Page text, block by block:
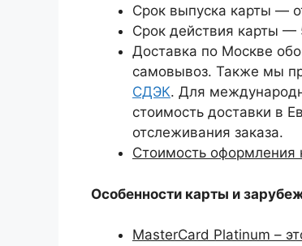
Срок выпуска карты —
Срок действия карты —
Доставка по Москве
самовывоз. Также мы
СДЭК. Для
стоимость доставки в
отслеживания заказа.
Стоимость
Особенности карты и
MasterCard Platinum –